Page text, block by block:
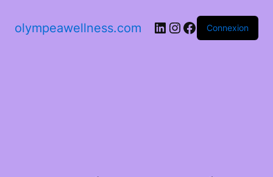
olympeawellness.com Connexion